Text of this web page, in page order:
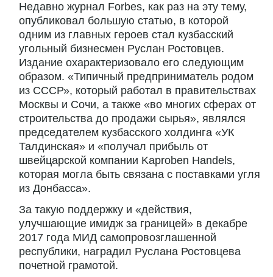
Недавно журнал Forbes, как раз на эту тему,
опубликовал большую статью, в которой
одним из главных героев стал кузбасский
угольный бизнесмен Руслан Ростовцев.
Издание охарактеризовало его следующим
образом. «Типичный предприниматель родом
из СССР», который работал в правительствах
Москвы и Сочи, а также «во многих сферах от
строительства до продажи сырья», являлся
председателем кузбасского холдинга «УК
Талдинская» и «получал прибыль от
швейцарской компании Kaproben Handels,
которая могла быть связана с поставками угля
из Донбасса».
За такую поддержку и «действия,
улучшающие имидж за границей» в декабре
2017 года МИД самопровозглашенной
республики, наградил Руслана Ростовцева
почетной грамотой.